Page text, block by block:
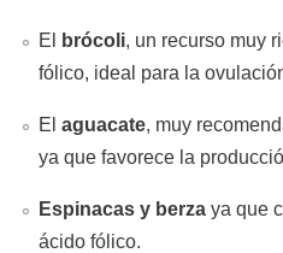
El brócoli, un recurso muy
fólico, ideal para la
El aguacate, muy
ya que favorece la
Espinacas y berza ya que
ácido fólico.